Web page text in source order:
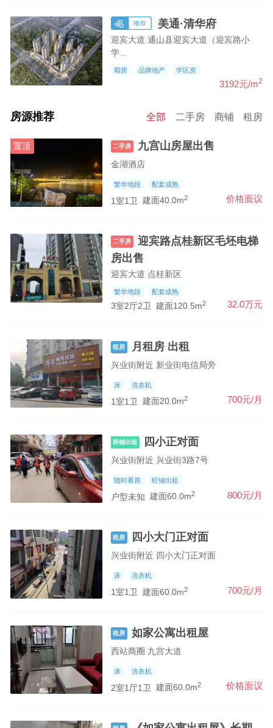
美通·清华府
迎宾大道 通山县迎宾大道（迎宾路小
学...
期房 品牌地产 学区房
3192元/m2
房源推荐 全部 二手房 商铺 租房
置顶 二手房 九宫山房屋出售
金湖酒店
繁华地段 配套成熟
1室1卫 建面40.0m2 价格面议
二手房
房出售
迎宾大道 点桂新区
繁华地段 配套成熟
3室2厅2卫 建面120.5m2 32.0万元
租房 月租房 出租
兴业街附近 新业街电信局旁
床 洗衣机
1室1卫 建面20.0m2 700元/月
商铺出租 四小正对面
兴业街附近 兴业街3路7号
随时看房 旺铺出租
户型未知 建面60.0m2 800元/月
租房 四小大门正对面
兴业街附近 四小大门正对面
床 洗衣机
1室1卫 建面60.0m2 700元/月
租房 如家公寓出租屋
西站商圈 九宫大道
床 洗衣机
2室1厅1卫 建面60.0m2 价格面议